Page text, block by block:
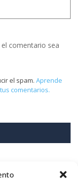
comentario sea
el spam. Aprende
comentarios.